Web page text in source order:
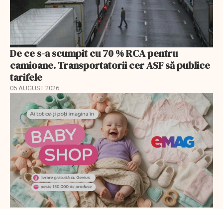
De ce s-a scumpit cu 70 % RCA pentru
camioane. Transportatorii cer ASF să publice
tarifele
05 AUGUST 2026